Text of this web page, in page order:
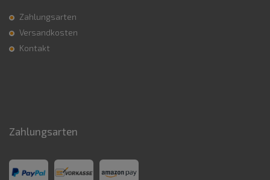
Zahlungsarten
Versandkosten
Kontakt
Zahlungsarten